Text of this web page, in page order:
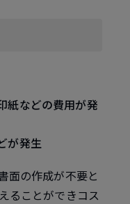
紙などの費用が発
が発生
面の作成が不要と
ることができコス